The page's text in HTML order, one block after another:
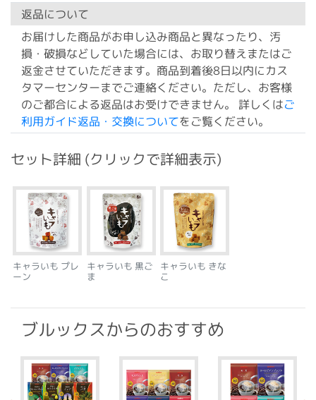
返品について
お届けした商品がお申し込み商品と異なったり、汚
損・破損などしていた場合には、お取り替えまたはご
返金させていただきます。商品到着後8日以内にカス
タマーセンターまでご連絡ください。ただし、お客様
のご都合による返品はお受けできません。 詳しくはご
利用ガイド返品・交換についてをご覧ください。
セット詳細 (クリックで詳細表示)
キャラいも プレ
ーン
キャラいも 黒ご
ま
キャラいも きな
こ
ブルックスからのおすすめ